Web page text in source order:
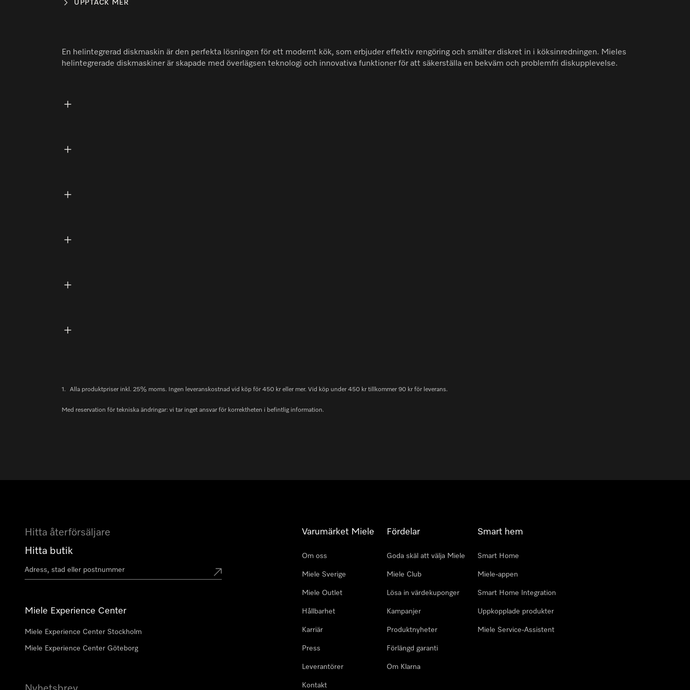
UPPTÄCK MER
En helintegrerad diskmaskin är den perfekta lösningen för ett modernt kök, som erbjuder effektiv rengöring och smälter diskret in i köksinredningen. Mieles
helintegrerade diskmaskiner är skapade med överlägsen teknologi och innovativa funktioner för att säkerställa en bekväm och problemfri diskupplevelse.
1. Alla produktpriser inkl. 25% moms. Ingen leveranskostnad vid köp för 450 kr eller mer. Vid köp under 450 kr tillkommer 90 kr för leverans.
Med reservation för tekniska ändringar: vi tar inget ansvar för korrektheten i befintlig information.
Hitta återförsäljare
Hitta butik
Miele Experience Center
Miele Experience Center Stockholm
Miele Experience Center Göteborg
Varumärket Miele
Om oss
Miele Sverige
Miele Outlet
Hållbarhet
Karriär
Press
Leverantörer
Kontakt
Fördelar
Goda skäl att välja Miele
Miele Club
Lösa in värdekuponger
Kampanjer
Produktnyheter
Förlängd garanti
Om Klarna
Smart hem
Smart Home
Miele-appen
Smart Home Integration
Uppkopplade produkter
Miele Service-Assistent